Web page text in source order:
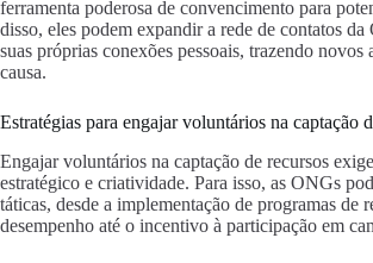
ferramenta poderosa de convencimento para
disso, eles podem expandir a rede de contatos
suas próprias conexões pessoais, trazendo novos
causa.
Estratégias para engajar voluntários na captação
Engajar voluntários na captação de recursos
estratégico e criatividade. Para isso, as ONGs
táticas, desde a implementação de programas de
desempenho até o incentivo à participação em